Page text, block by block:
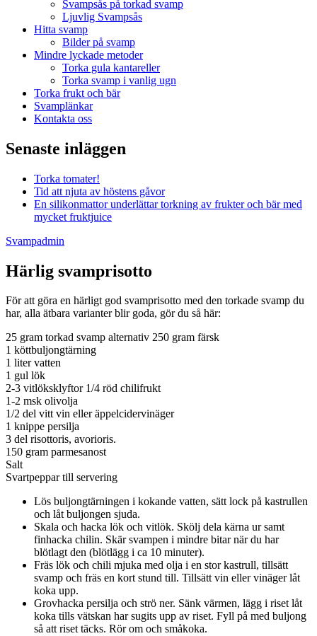
Svampsås på torkad svamp
Ljuvlig Svampsås
Hitta svamp
Bilder på svamp
Mindre lyckade metoder
Torka gula kantareller
Torka svamp i vanlig ugn
Torka frukt och bär
Svamplänkar
Kontakta oss
Senaste inläggen
Torka tomater!
Tid att njuta av höstens gåvor
En silikonmattor underlättar torkning av frukter och bär med
mycket fruktjuice
Svampadmin
Härlig svamprisotto
För att göra en härligt god svamprisotto med den torkade svamp du
har, alla ätbara varianter blir goda, gör du så här:
25 gram torkad svamp alternativ 250 gram färsk
1 köttbuljongtärning
1 liter vatten
1 gul lök
2-3 vitlöksklyftor 1/4 röd chilifrukt
1-2 msk olivolja
1/2 del vitt vin eller äppelcidervinäger
1 knippe persilja
3 del risottoris, avorioris.
150 gram parmesanost
Salt
Svartpeppar till servering
Lös buljongtärningen i kokande vatten, sätt lock på kastrullen
och låt buljongen sjuda.
Skala och hacka lök och vitlök. Skölj dela kärna ur samt
finhacka chilin. Skär svampen i mindre bitar när du har
blötlagt den (blötlägg i ca 10 minuter).
Fräs lök och chili mjuka med olja i en stor kastrull, tillsätt
svamp och fräs en kort stund till. Tillsätt vin eller vinäger låt
koka upp.
Grovhacka persilja och strö ner. Sänk värmen, lägg i riset låt
koka tills vätskan har sugits upp av riset. Fyll på med buljong
så att riset täcks. Rör om och småkoka.